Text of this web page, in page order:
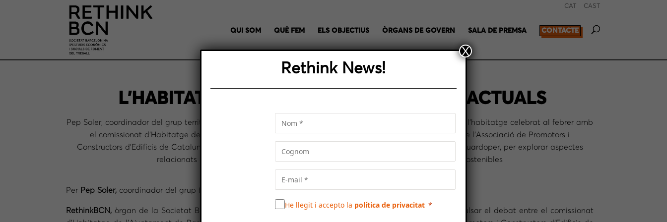
CAT CAST
QUI SOM QUÈ FEM ELS OBJECTIUS ÒRGANS DE GOVERN SALA DE PREMSA CONTACTE
L’HABITATGE: UN DELS MAJORS REPTES ACTUALS
Pep Soler, coordinador del grup territorial del COAC, arquitectes del Baix Llobregat, recupera el debat sobre l’habitatge celebrat al febrer amb
el comissionat d’Habitatge de l’Ajuntament de Barcelona, Joan Ramon Riera Alemany, i el president de l’Associació de Promotors i
Constructors d’Edificis de Catalunya (APCE) i conseller delegat del Grup Euroconstruc, Xavier Vilajoana Eduardoper, per explorar aspectes
relacionats com ara la regeneració d’edificis d’habitatge amb sistemes innovadors sostenibles
PerPep Soler, coordinador del grup territorial del COAC, arquitectes del Baix Llobregat.
RethinkBCN, òrgan de la Societat Barcelonesa d’Estudis Econòmics i Socials de Foment del Treball, va impulsar el debat entre el comissionat
Rethink News!
He llegit i accepto la política de privacitat
X